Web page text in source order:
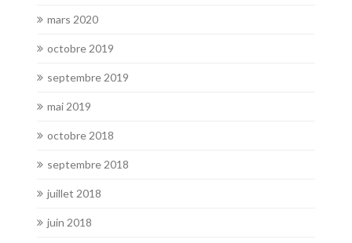
mars 2020
octobre 2019
septembre 2019
mai 2019
octobre 2018
septembre 2018
juillet 2018
juin 2018